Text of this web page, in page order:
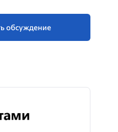
обсуждение